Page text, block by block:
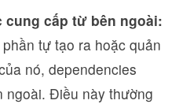
cung cấp từ bên ngoài:
tự tạo ra hoặc quản
nó, dependencies
ngoài. Điều này thường